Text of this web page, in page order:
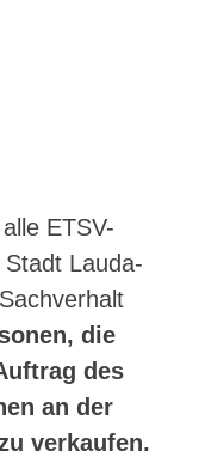
ETSV-
Lauda-
die
des
an der
verkaufen,